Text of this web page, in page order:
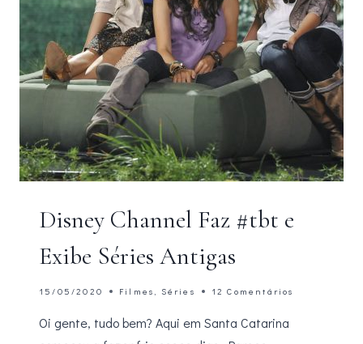
Disney Channel Faz #tbt e
Exibe Séries Antigas
15/05/2020 Filmes , Séries 12 Comentários
Oi gente, tudo bem? Aqui em Santa Catarina